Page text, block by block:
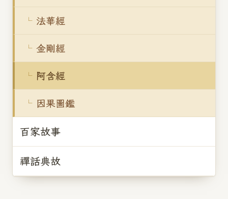
法華經
金剛經
阿含經
因果圖鑑
百家故事
禪話典故